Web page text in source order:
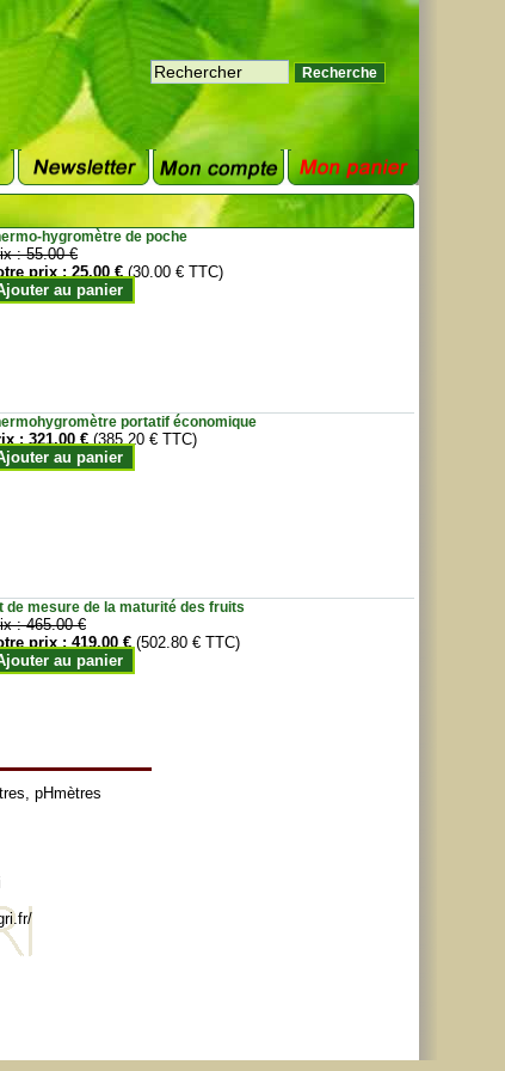
hygromètre de poche
:55.00 €
prix :25.00 € (30.00 € TTC)
au panier
portatif économique
:321.00 € (385.20 € TTC)
au panier
de mesure de la maturité des fruits
:465.00 €
prix :419.00 € (502.80 € TTC)
au panier
, pHmètres